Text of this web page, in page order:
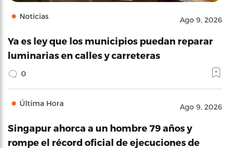
Noticias Ago 9, 2026
Ya es ley que los municipios puedan reparar
luminarias en calles y carreteras
0
Última Hora Ago 9, 2026
Singapur ahorca a un hombre 79 años y
rompe el récord oficial de ejecuciones de